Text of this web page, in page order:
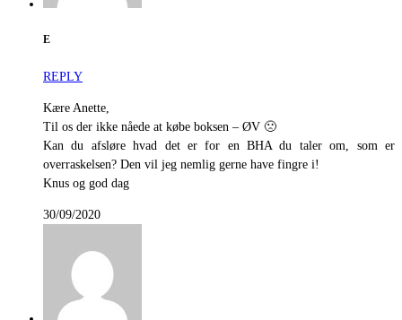
E
REPLY
Kære Anette,
Til os der ikke nåede at købe boksen – ØV 🙁
Kan du afsløre hvad det er for en BHA du taler om, som er
overraskelsen? Den vil jeg nemlig gerne have fingre i!
Knus og god dag
30/09/2020